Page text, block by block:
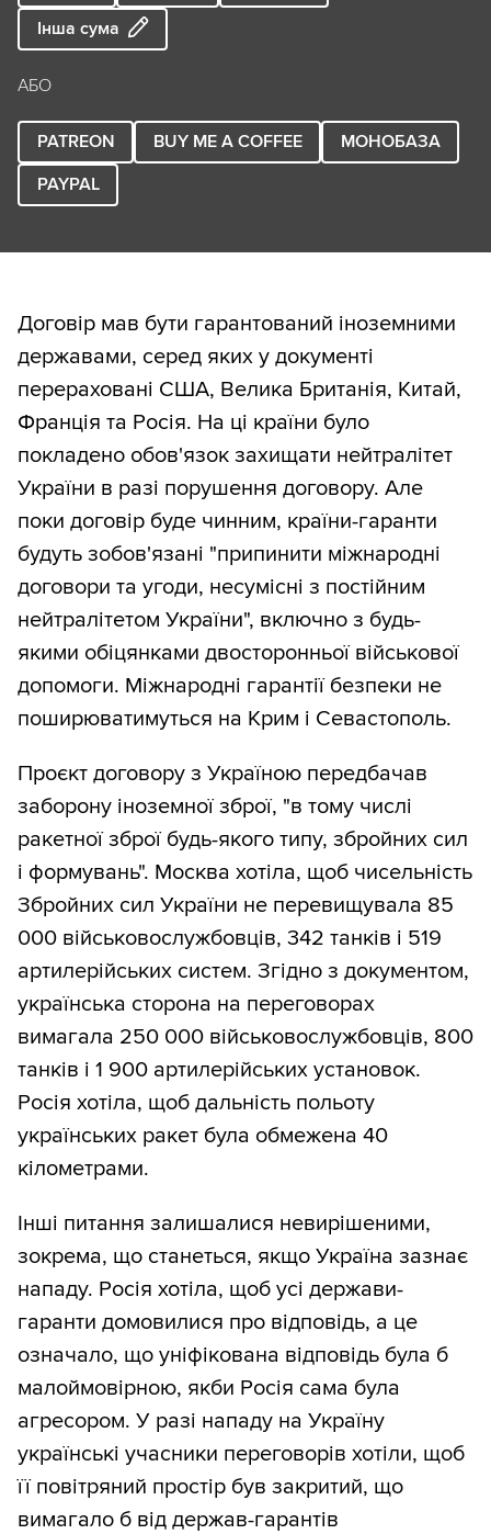
Інша сума
АБО
PATREON BUY ME A COFFEE
МОНОБАЗА
PAYPAL
Договір мав бути гарантований іноземними
державами, серед яких у документі
перераховані США, Велика Британія, Китай,
Франція та Росія. На ці країни було
покладено обов'язок захищати нейтралітет
України в разі порушення договору. Але
поки договір буде чинним, країни-гаранти
будуть зобов'язані "припинити міжнародні
договори та угоди, несумісні з постійним
нейтралітетом України", включно з будь-
якими обіцянками двосторонньої військової
допомоги. Міжнародні гарантії безпеки не
поширюватимуться на Крим і Севастополь.
Проєкт договору з Україною передбачав
заборону іноземної зброї, "в тому числі
ракетної зброї будь-якого типу, збройних сил
і формувань". Москва хотіла, щоб чисельність
Збройних сил України не перевищувала 85
000 військовослужбовців, 342 танків і 519
артилерійських систем. Згідно з документом,
українська сторона на переговорах
вимагала 250 000 військовослужбовців, 800
танків і 1 900 артилерійських установок.
Росія хотіла, щоб дальність польоту
українських ракет була обмежена 40
кілометрами.
Інші питання залишалися невирішеними,
зокрема, що станеться, якщо Україна зазнає
нападу. Росія хотіла, щоб усі держави-
гаранти домовилися про відповідь, а це
означало, що уніфікована відповідь була б
малоймовірною, якби Росія сама була
агресором. У разі нападу на Україну
українські учасники переговорів хотіли, щоб
її повітряний простір був закритий, що
вимагало б від держав-гарантів